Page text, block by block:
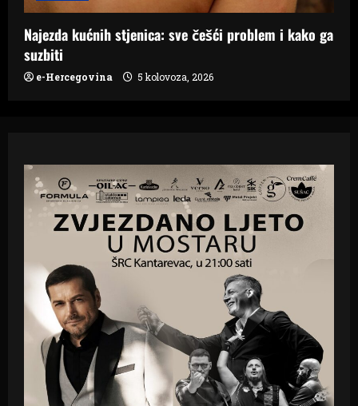
Najezda kućnih stjenica: sve češći problem i kako ga
suzbiti
e-Hercegovina 5 kolovoza, 2026